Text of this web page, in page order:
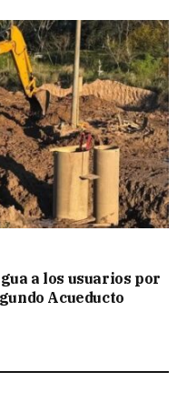
a los usuarios por
Acueducto